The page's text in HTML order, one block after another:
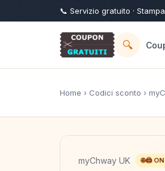
📞 Servizio gratuito ·
🔍
Home › Codici sconto ›
myChway UK 🌐🖨️